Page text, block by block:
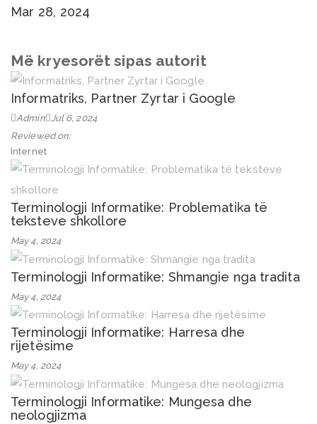
Mar 28, 2024
Më kryesorët sipas autorit
Informatriks, Partner Zyrtar i Google
Admin Jul 6, 2024
Reviewed on:
Internet
Terminologji Informatike: Problematika të
teksteve shkollore
May 4, 2024
Terminologji Informatike: Shmangie nga tradita
May 4, 2024
Terminologji Informatike: Harresa dhe
rijetësime
May 4, 2024
Terminologji Informatike: Mungesa dhe
neologjizma